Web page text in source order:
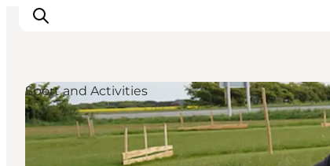
Ispirazioni
Dove andare
Sport and Activities